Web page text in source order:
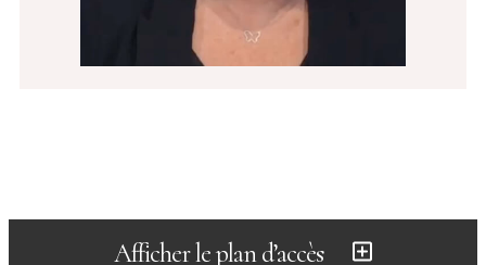
Afficher le plan d’accès